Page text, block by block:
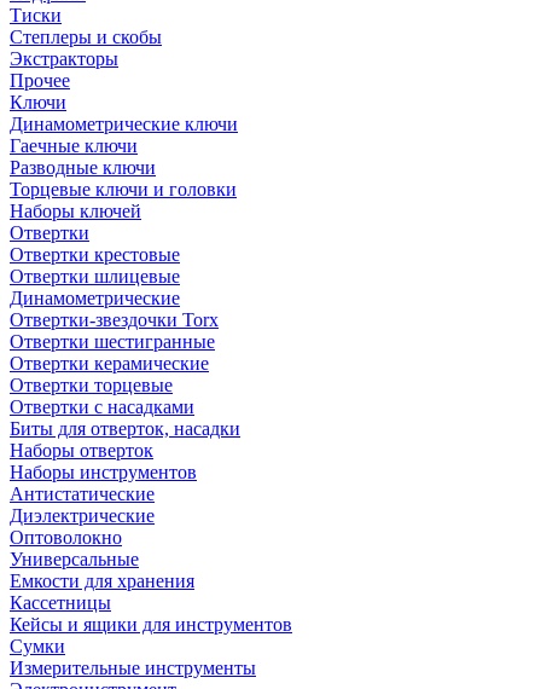
Тиски
Степлеры и скобы
Экстракторы
Прочее
Ключи
Динамометрические ключи
Гаечные ключи
Разводные ключи
Торцевые ключи и головки
Наборы ключей
Отвертки
Отвертки крестовые
Отвертки шлицевые
Динамометрические
Отвертки-звездочки Torx
Отвертки шестигранные
Отвертки керамические
Отвертки торцевые
Отвертки с насадками
Биты для отверток, насадки
Наборы отверток
Наборы инструментов
Антистатические
Диэлектрические
Оптоволокно
Универсальные
Емкости для хранения
Кассетницы
Кейсы и ящики для инструментов
Сумки
Измерительные инструменты